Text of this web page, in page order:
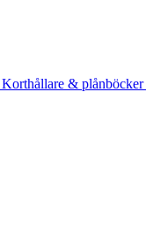
Korthållare & plånböcker